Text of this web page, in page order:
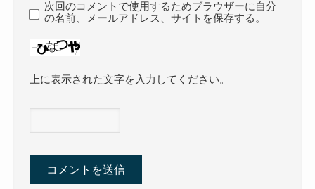
次回のコメントで使用するためブラウザーに自分
の名前、メールアドレス、サイトを保存する。
上に表示された文字を入力してください。